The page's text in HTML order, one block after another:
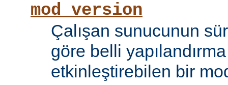
mod_version
Çalışan sunucunun
göre belli yapılandırma
etkinleştirebilen bir